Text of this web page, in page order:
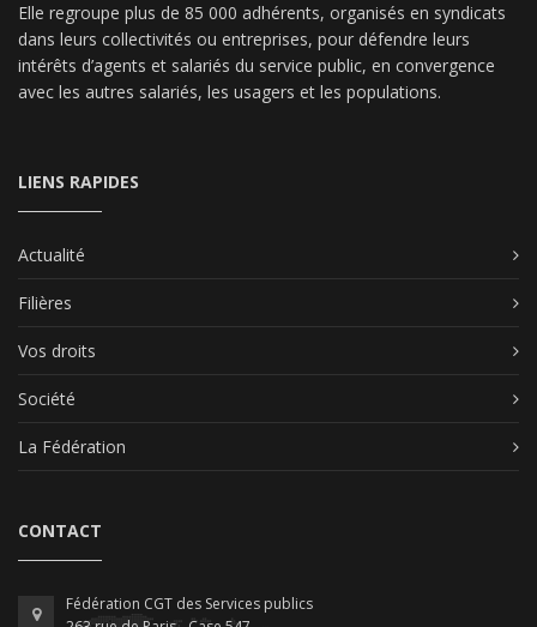
Elle regroupe plus de 85 000 adhérents, organisés en syndicats
dans leurs collectivités ou entreprises, pour défendre leurs
intérêts d’agents et salariés du service public, en convergence
avec les autres salariés, les usagers et les populations.
LIENS RAPIDES
Actualité
Filières
Vos droits
Société
La Fédération
CONTACT
Fédération CGT des Services publics